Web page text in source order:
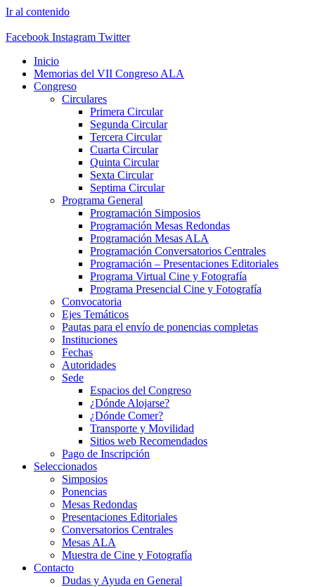
Ir al contenido
Facebook Instagram Twitter
Inicio
Memorias del VII Congreso ALA
Congreso
Circulares
Primera Circular
Segunda Circular
Tercera Circular
Cuarta Circular
Quinta Circular
Sexta Circular
Septima Circular
Programa General
Programación Simposios
Programación Mesas Redondas
Programación Mesas ALA
Programación Conversatorios Centrales
Programación – Presentaciones Editoriales
Programa Virtual Cine y Fotografía
Programa Presencial Cine y Fotografía
Convocatoria
Ejes Temáticos
Pautas para el envío de ponencias completas
Instituciones
Fechas
Autoridades
Sede
Espacios del Congreso
¿Dónde Alojarse?
¿Dónde Comer?
Transporte y Movilidad
Sitios web Recomendados
Pago de Inscripción
Seleccionados
Simposios
Ponencias
Mesas Redondas
Presentaciones Editoriales
Conversatorios Centrales
Mesas ALA
Muestra de Cine y Fotografía
Contacto
Dudas y Ayuda en General